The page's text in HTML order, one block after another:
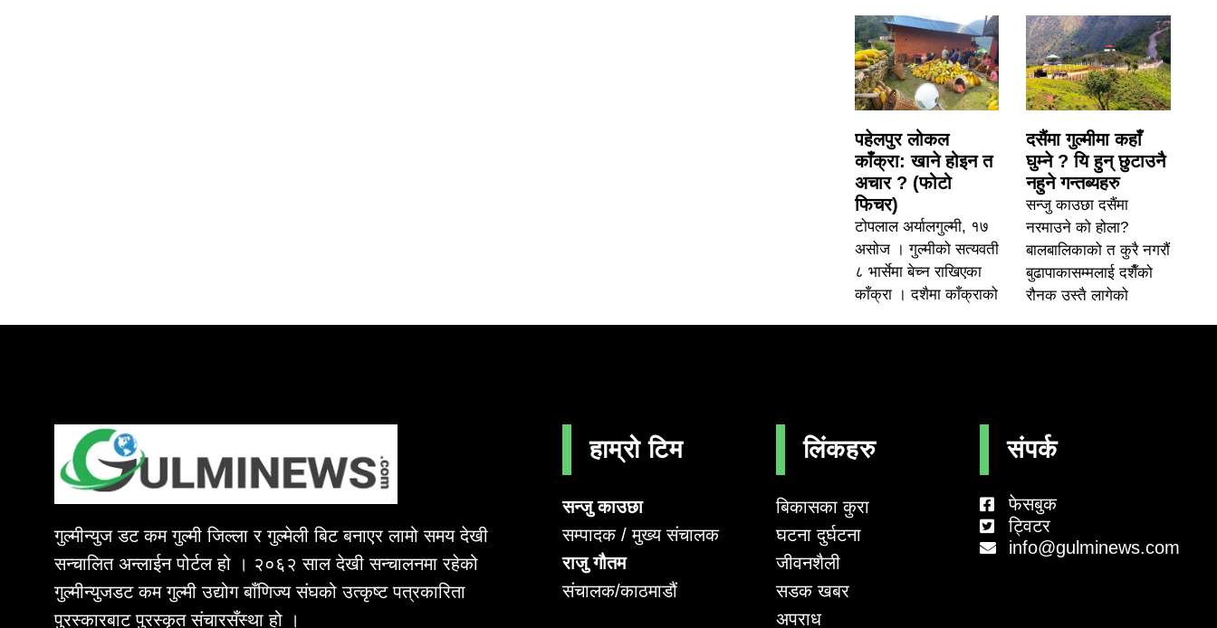
पहेलपुर लोकल
काँक्रा: खाने होइन त
अचार ? (फोटो
फिचर)
टोपलाल अर्यालगुल्मी, १७
असोज । गुल्मीको सत्यवती
८ भार्सेमा बेच्न राखिएका
काँक्रा । दशैमा काँक्राको
दसैंमा गुल्मीमा कहाँ
घुम्ने ? यि हुन् छुटाउनै
नहुने गन्तब्यहरु
सन्जु काउछा दसैंमा
नरमाउने को होला?
बालबालिकाको त कुरै नगरौं
बुढापाकासम्मलाई दशैँको
रौनक उस्तै लागेको
गुल्मीन्युज डट कम गुल्मी जिल्ला र गुल्मेली बिट बनाएर लामो समय देखी
सन्चालित अन्लाईन पोर्टल हो । २०६२ साल देखी सन्चालनमा रहेको
गुल्मीन्युजडट कम गुल्मी उद्योग बाँणिज्य संघको उत्कृष्ट पत्रकारिता
पुरस्कारबाट पुरस्कृत संचारसँस्था हो ।
हाम्रो टिम
सन्जु काउछा
सम्पादक / मुख्य संचालक
राजु गौतम
संचालक/काठमाडौं
लिंकहरु
बिकासका कुरा
घटना दुर्घटना
जीवनशैली
सडक खबर
अपराध
संपर्क
फेसबुक
ट्विटर
info@gulminews.com